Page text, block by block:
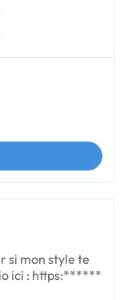
si mon style te
ici : https:******